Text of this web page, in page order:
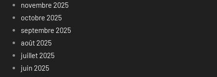
novembre 2025
octobre 2025
septembre 2025
août 2025
juillet 2025
juin 2025